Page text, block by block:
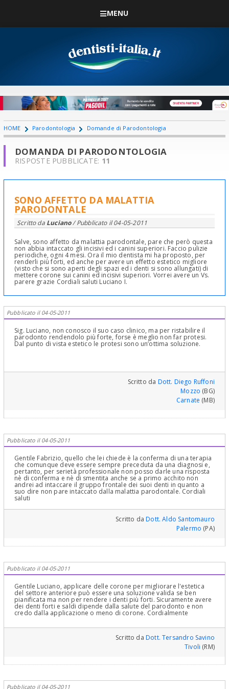
MENU
HOME Parodontologia Domande di Parodontologia
DOMANDA DI PARODONTOLOGIA
RISPOSTE PUBBLICATE: 11
SONO AFFETTO DA MALATTIA
PARODONTALE
Scritto da Luciano/ Pubblicato il04-05-2011
Salve, sono affetto da malattia parodontale, pare che però questa
non abbia intaccato gli incisivi ed i canini superiori. Faccio pulizie
periodiche, ogni 4 mesi. Ora il mio dentista mi ha proposto, per
renderli più forti, ed anche per avere un effetto estetico migliore
(visto che si sono aperti degli spazi ed i denti si sono allungati) di
mettere corone sui canini ed incisivi superiori. Vorrei avere un Vs.
parere grazie Cordiali saluti Luciano I.
Pubblicato il 04-05-2011
Sig. Luciano, non conosco il suo caso clinico, ma per ristabilire il
parodonto rendendolo più forte, forse è meglio non far protesi.
Dal punto di vista estetico le protesi sono un’ottima soluzione.
Scritto da Dott. Diego Ruffoni
Mozzo (BG)
Carnate (MB)
Pubblicato il 04-05-2011
Gentile Fabrizio, quello che lei chiede è la conferma di una terapia
che comunque deve essere sempre preceduta da una diagnosi e,
pertanto, per serietà professionale non posso darle una risposta
nè di conferma e nè di smentita anche se a primo acchito non
andrei ad intaccare il gruppo frontale dei suoi denti in quanto a
suo dire non pare intaccato dalla malattia parodontale. Cordiali
saluti
Scritto daDott. Aldo Santomauro
Palermo (PA)
Pubblicato il 04-05-2011
Gentile Luciano, applicare delle corone per migliorare l'estetica
del settore anteriore può essere una soluzione valida se ben
pianificata ma non per rendere i denti più forti. Sicuramente avere
dei denti forti e saldi dipende dalla salute del parodonto e non
credo dalla applicazione o meno di corone. Cordialmente
Scritto daDott. Tersandro Savino
Tivoli (RM)
Pubblicato il 04-05-2011